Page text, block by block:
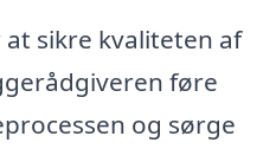
at sikre kvaliteten af
føre
og sørge